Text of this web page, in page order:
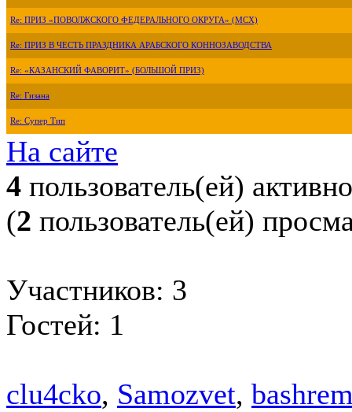
Re: ПРИЗ «ПОВОЛЖСКОГО ФЕДЕРАЛЬНОГО ОКРУГА» (МСХ)
Re: ПРИЗ В ЧЕСТЬ ПРАЗДНИКА АРАБСКОГО КОННОЗАВОДСТВА
Re: «КАЗАНСКИЙ ФАВОРИТ» (БОЛЬШОЙ ПРИЗ)
Re: Гизана
Re: Супер Тип
На сайте
4 пользователь(ей) активно
(2 пользователь(ей)
Участников: 3
Гостей: 1
clu4cko, Samozvet,